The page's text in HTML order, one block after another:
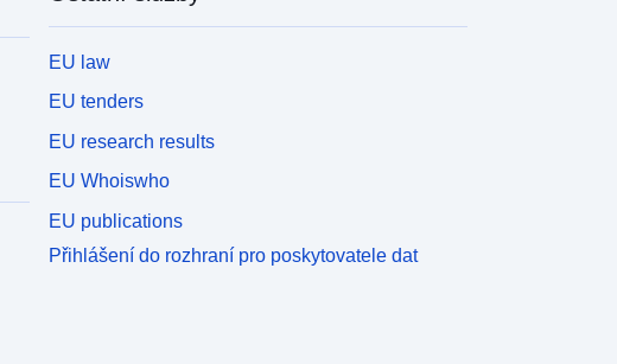
EU law
EU tenders
EU research results
EU Whoiswho
EU publications
Přihlášení do rozhraní pro poskytovatele dat